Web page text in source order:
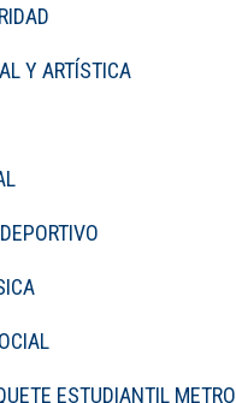
Y ARTÍSTICA
ESTUDIANTIL METRO